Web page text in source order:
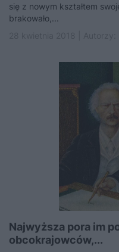
się z nowym kształtem
brakowało,...
Najwyższa pora im
obcokrajowców,...